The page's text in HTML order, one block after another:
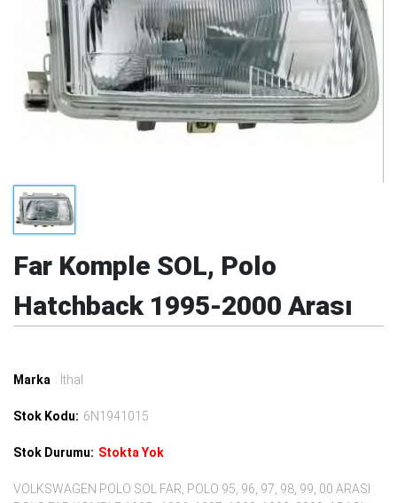
Far Komple SOL, Polo
Hatchback 1995-2000 Arası
Marka : İthal
Stok Kodu: 6N1941015
Stok Durumu: Stokta Yok
VOLKSWAGEN POLO SOL FAR, POLO 95, 96, 97, 98, 99, 00 ARASI